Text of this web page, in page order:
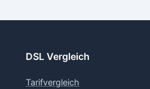
DSL Vergleich
Tarifvergleich